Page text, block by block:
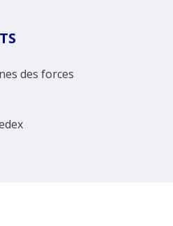
des forces